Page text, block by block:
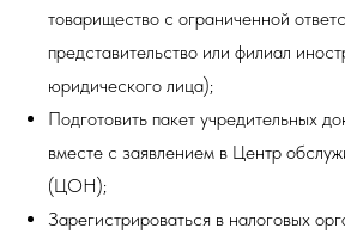
товарищество с ограниченной
представительство или филиал
юридического лица);
Подготовить пакет учредительных
вместе с заявлением в Центр
(ЦОН);
Зарегистрироваться в налоговых